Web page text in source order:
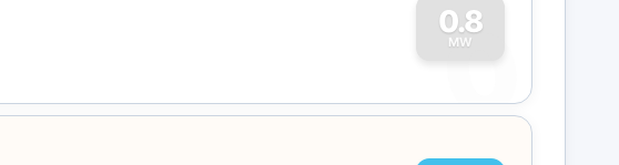
0.8
MW
0